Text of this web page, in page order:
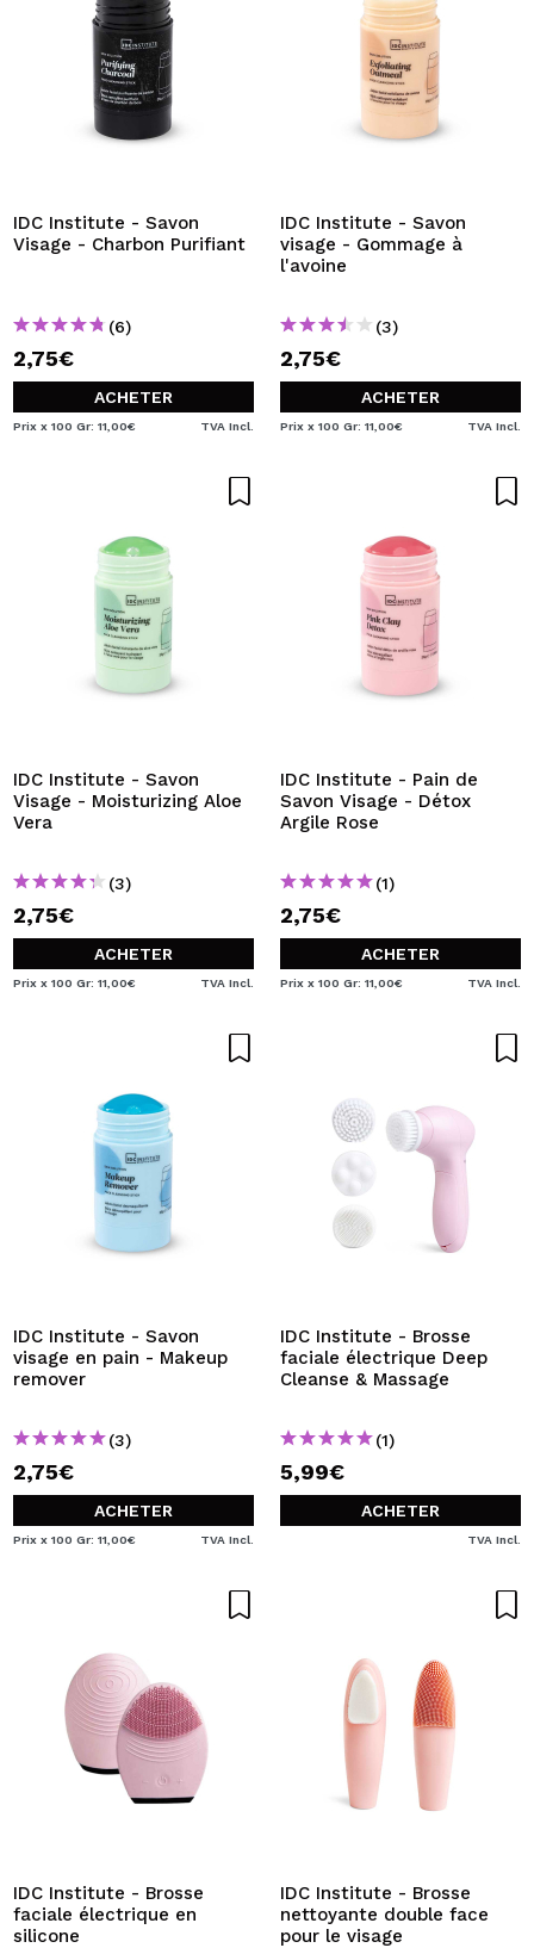
IDC Institute - Savon
Visage - Charbon Purifiant
(6)
2,75€
ACHETER
Prix x 100 Gr: 11,00€ TVA Incl.
IDC Institute - Savon
visage - Gommage à
l'avoine
(3)
2,75€
ACHETER
Prix x 100 Gr: 11,00€ TVA Incl.
IDC Institute - Savon
Visage - Moisturizing Aloe
Vera
(3)
2,75€
ACHETER
Prix x 100 Gr: 11,00€ TVA Incl.
IDC Institute - Pain de
Savon Visage - Détox
Argile Rose
(1)
2,75€
ACHETER
Prix x 100 Gr: 11,00€ TVA Incl.
IDC Institute - Savon
visage en pain - Makeup
remover
(3)
2,75€
ACHETER
Prix x 100 Gr: 11,00€ TVA Incl.
IDC Institute - Brosse
faciale électrique Deep
Cleanse & Massage
(1)
5,99€
ACHETER
TVA Incl.
IDC Institute - Brosse
faciale électrique en
silicone
IDC Institute - Brosse
nettoyante double face
pour le visage